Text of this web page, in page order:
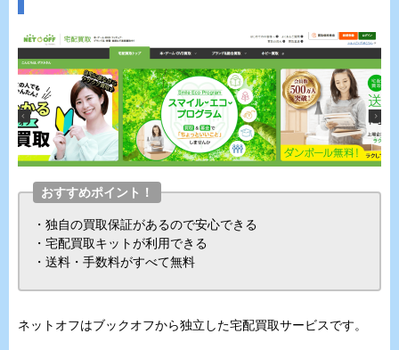
おすすめポイント！
・独自の買取保証があるので安心できる
・宅配買取キットが利用できる
・送料・手数料がすべて無料
ネットオフはブックオフから独立した宅配買取サービスです。